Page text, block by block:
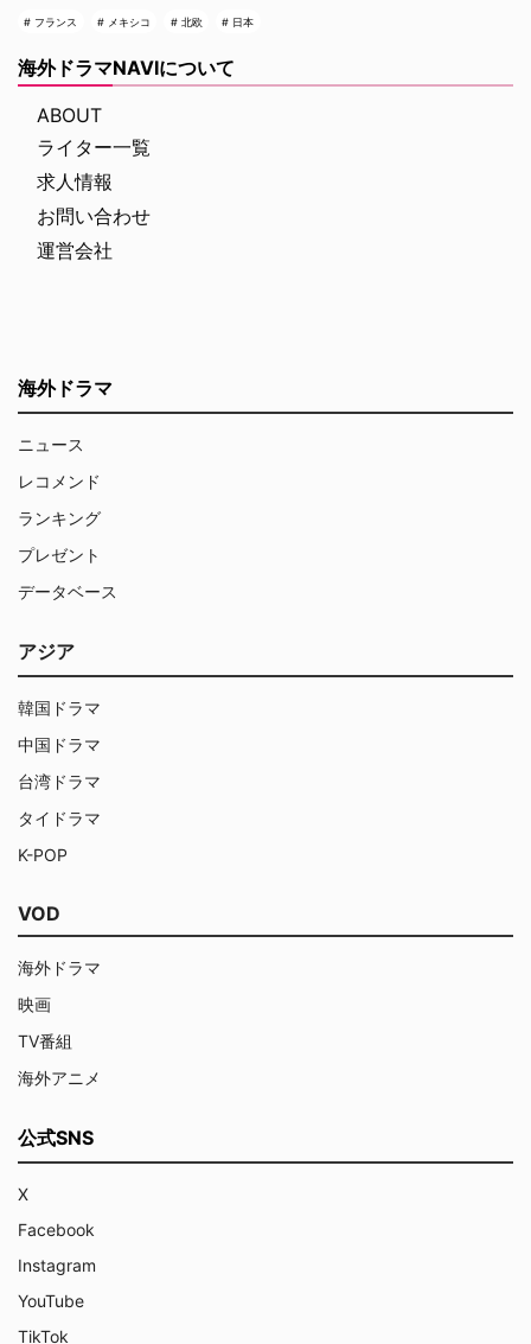
フランス メキシコ 北欧 日本
海外ドラマNAVIについて
ABOUT
ライター一覧
求人情報
お問い合わせ
運営会社
海外ドラマ
ニュース
レコメンド
ランキング
プレゼント
データベース
アジア
韓国ドラマ
中国ドラマ
台湾ドラマ
タイドラマ
K-POP
VOD
海外ドラマ
映画
TV番組
海外アニメ
公式SNS
X
Facebook
Instagram
YouTube
TikTok